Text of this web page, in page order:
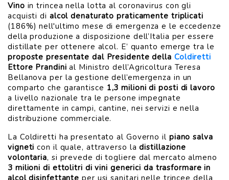
Vino in trincea nella lotta al coronavirus con gli
acquisti di alcol denaturato praticamente triplicati
(186%) nell'ultimo mese di emergenza e le eccedenze
della produzione a disposizione dell’Italia per essere
distillate per ottenere alcol. E’ quanto emerge tra le
proposte presentate dal Presidente della Coldiretti
Ettore Prandini al Ministro dell’Agricoltura Teresa
Bellanova per la gestione dell’emergenza in un
comparto che garantisce 1,3 milioni di posti di lavoro
a livello nazionale tra le persone impegnate
direttamente in campi, cantine, nei servizi e nella
distribuzione commerciale.
La Coldiretti ha presentato al Governo il piano salva
vigneti con il quale, attraverso ladistillazione
volontaria, si prevede di togliere dal mercato almeno
3 milioni di ettolitri di vini generici da trasformare in
alcol disinfettante per usi sanitari nelle trincee della